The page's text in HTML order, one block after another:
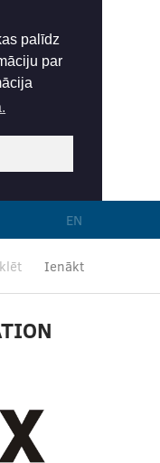
palīdz
par
EN
Ienākt